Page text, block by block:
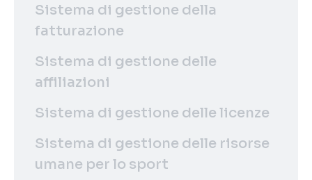
Sistema di gestione della
fatturazione
Sistema di gestione delle
affiliazioni
Sistema di gestione delle licenze
Sistema di gestione delle risorse
umane per lo sport